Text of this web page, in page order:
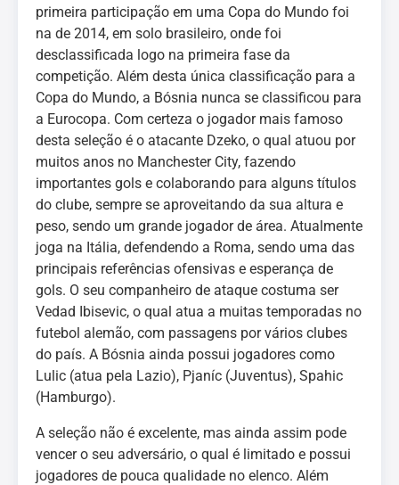
primeira participação em uma Copa do Mundo foi
na de 2014, em solo brasileiro, onde foi
desclassificada logo na primeira fase da
competição. Além desta única classificação para a
Copa do Mundo, a Bósnia nunca se classificou para
a Eurocopa. Com certeza o jogador mais famoso
desta seleção é o atacante Dzeko, o qual atuou por
muitos anos no Manchester City, fazendo
importantes gols e colaborando para alguns títulos
do clube, sempre se aproveitando da sua altura e
peso, sendo um grande jogador de área. Atualmente
joga na Itália, defendendo a Roma, sendo uma das
principais referências ofensivas e esperança de
gols. O seu companheiro de ataque costuma ser
Vedad Ibisevic, o qual atua a muitas temporadas no
futebol alemão, com passagens por vários clubes
do país. A Bósnia ainda possui jogadores como
Lulic (atua pela Lazio), Pjaníc (Juventus), Spahic
(Hamburgo).
A seleção não é excelente, mas ainda assim pode
vencer o seu adversário, o qual é limitado e possui
jogadores de pouca qualidade no elenco. Além